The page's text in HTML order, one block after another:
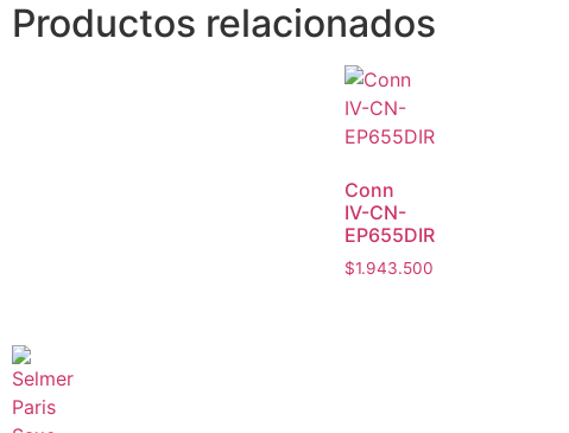
Productos relacionados
Conn
IV-CN-
EP655DIR
$1.943.500